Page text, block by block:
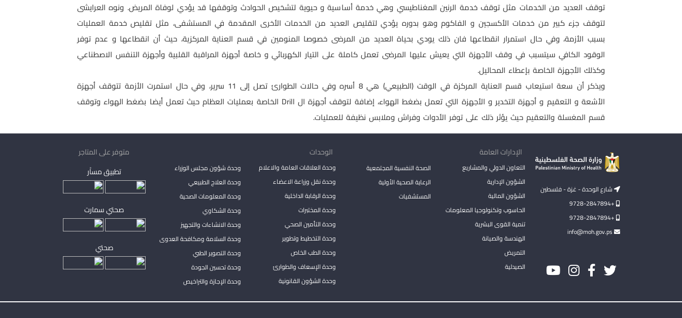
توقف العديد من الخدمات مثل توقف خدمة الرنين المغناطيسي وهي خدمة أساسية و حيوية لتشخيص الحوادث وتوقفها قد يؤدي لوفاة المريض. ونوه العرايشى
لتوقف جزء كبير من خدمات الأكسجين و الفاكوم وهو بدوره يؤدي لتقليص العديد من الخدمات الأخرى المقدمة في المستشفى، مثل تقليص خدمة العمليات
بسبب الأزمة، وفي حال استمرار انقطاعها فان ذلك يودي بحياة العديد من المرضى خصوصا المنومين في قسم العناية المركزية، حيث أن انقطاعها و عدم توفر
الوقود الكافي سيتسبب في وقف الأجهزة التي يعيش عليها المرضى تعمل كاملة على التيار الكهربائي و خاصة أجهزة المراقبة القلبية وأجهزة التنفس الاصطناعي
وكذلك الأجهزة الخاصة بإعطاء المحاليل.
ويذكر أن سعة استيعاب قسم العناية المركزة في الوقت (الطبيعي) هي 8 أسره وفي حالات الطوارئ تصل إلى 11 سرير، وفي حال استمرت الأزمة تتوقف أجهزة
الأشعة و التعقيم و أجهزة التخدير و الأجهزة التي تعمل بضغط الهواء، إضافة لتوقف أجهزة ال Drill الخاصة بعمليات العظام حيث تعمل أيضا بضغط الهواء وتوقف
قسم المغسلة والتعقيم حيث يؤثر ذلك على توفر الأدوات وفراش وملابس نظيفة للعمليات.
شارع الوحدة - غزة - فلسطين
+9728-2847894
+9728-2847894
الإدارات العامة
التعاون الدولي والمشاريع
الشؤون الإدارية
الشؤون المالية
الحاسوب وتكنولوجيا المعلومات
تنمية القوى البشرية
الهندسة والصيانة
التمريض
الصيدلية
الصحة النفسية المجتمعية
الرعاية الصحية الأولية
المستشفيات
الوحدات
وحدة العلاقات العامة والاعلام
وحدة نقل وزراعة الاعضاء
وحدة الرقابة الداخلية
وحدة المختبرات
وحدة التأمين الصحي
وحدة التخطيط وتطوير
وحدة الطب الخاص
وحدة الإسعاف والطوارئ
وحدة الشؤون القانونية
وحدة شؤون مجلس الوزراء
وحدة العلاج الطبيعي
وحدة المعلومات الصحية
وحدة الشكاوي
وحدة الانشاءات والتجهيز
وحدة السلامة ومكافحة العدوى
وحدة التصوير الطبي
وحدة تحسين الجودة
وحدة الإجازة والتراخيص
متوفر على المتاجر
تطبيق مساْر
صحتي سمارت
صحتي